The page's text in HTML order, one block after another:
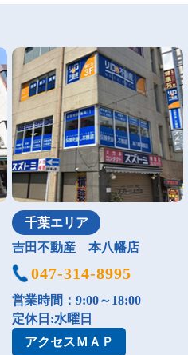
千葉エリア
吉田不動産 本八幡店
047-314-8995
営業時間：9:00～18:00
定休日:水曜日
アクセスＭＡＰ